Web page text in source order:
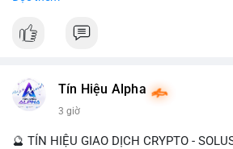
hướng đi của dòng tiền. Tránh hành động
rõ ràng về đích đến của số BTC này.
#dongtienlon
#vlikevn
📰 Nguồn: CoinDesk
Tín Hiệu Alpha
3 giờ
🔮 TÍN HIỆU GIAO DỊCH CRYPTO -